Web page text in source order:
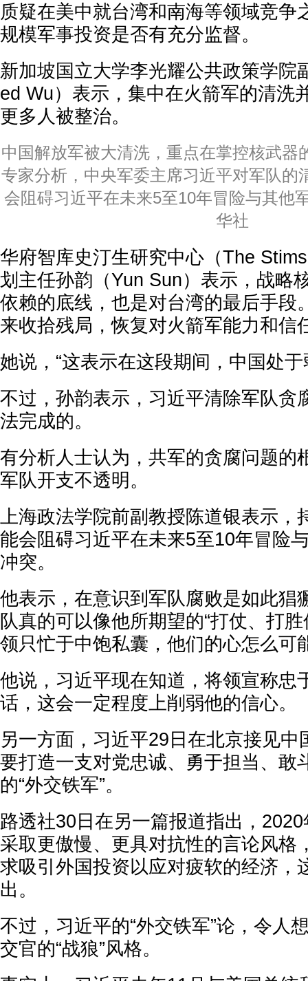
质疑在美中就台湾和南海等领域竞争
规模军事投资是否有充分监督。
新加坡国立大学李光耀公共政策学院
ed Wu）表示，集中在火箭军的清洗
更多人被整治。
中国解放军被大清洗，重点在掌控核武器
专家分析，中央军委主席习近平对军队的
会阻碍习近平在未来5至10年冒险与其他
华社
华府智库史汀生研究中心（The
划主任孙韵（Yun Sun）表示，战略
依赖的底线，也是对台湾的最后手段
来收拾残局，恢复对火箭军能力和信
她说，“这表示在这段期间，中国处于
不过，孙韵表示，习近平清除军队贪
法完成的。
有分析人士认为，共军的贪腐问题的
军队开支不透明。
上海政法学院前副教授陈道银表示，
能会阻碍习近平在未来5至10年冒险
冲突。
他表示，在意识到军队腐败是如此猖
队真的可以像他所期望的“打仗、打胜
领只忙于中饱私囊，他们的心怎么可
他说，习近平现在知道，将领宣称忠
话，这会一定程度上削弱他的信心。
另一方面，习近平29日在北京接见中
要打造一支对党忠诚、勇于担当、敢
的“外交铁军”。
路透社30日在另一篇报道指出，
采取更傲慢、更具对抗性的言论风格
求吸引外国投资以应对疲软的经济，
出。
不过，习近平的“外交铁军”论，令人
交官的“战狼”风格。